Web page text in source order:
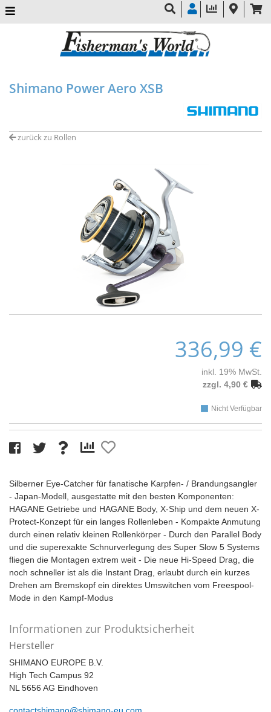
Shimano Power Aero XSB
zurück zu Rollen
336,99 €
inkl. 19% MwSt.
zzgl. 4,90 €
Nicht Verfügbar
Silberner Eye-Catcher für fanatische Karpfen- / Brandungsangler
- Japan-Modell, ausgestatte mit den besten Komponenten:
HAGANE Getriebe und HAGANE Body, X-Ship und dem neuen X-
Protect-Konzept für ein langes Rollenleben - Kompakte Anmutung
durch einen relativ kleinen Rollenkörper - Durch den Parallel Body
und die superexakte Schnurverlegung des Super Slow 5 Systems
fliegen die Montagen extrem weit - Die neue Hi-Speed Drag, die
noch schneller ist als die Instant Drag, erlaubt durch ein kurzes
Drehen am Bremskopf ein direktes Umswitchen vom Freespool-
Mode in den Kampf-Modus
Informationen zur Produktsicherheit
Hersteller
SHIMANO EUROPE B.V.
High Tech Campus 92
NL 5656 AG Eindhoven